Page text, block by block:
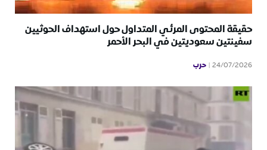
حقيقة المحتوى المرئي المتداول حول استهداف الحوثيين
سفينتين سعوديتين في البحر الأحمر
24/07/2026 حرب